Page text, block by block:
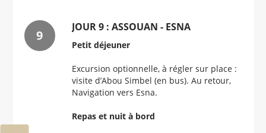
JOUR 9 : ASSOUAN - ESNA
Petit déjeuner
Excursion optionnelle, à régler sur place :
visite d’Abou Simbel (en bus). Au retour,
Navigation vers Esna.
Repas et nuit à bord